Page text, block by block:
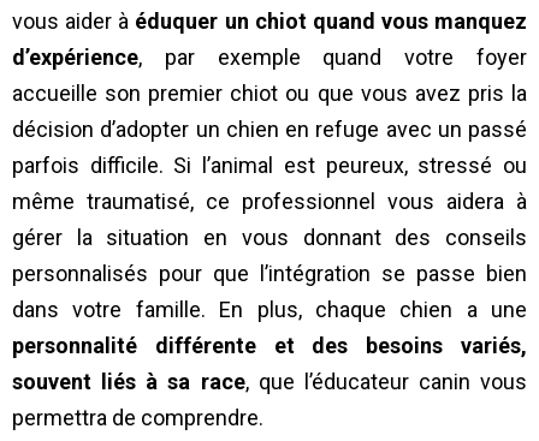
vous aider à éduquer un chiot quand vous manquez
d’expérience, par exemple quand votre foyer
accueille son premier chiot ou que vous avez pris la
décision d’adopter un chien en refuge avec un passé
parfois difficile. Si l’animal est peureux, stressé ou
même traumatisé, ce professionnel vous aidera à
gérer la situation en vous donnant des conseils
personnalisés pour que l’intégration se passe bien
dans votre famille. En plus, chaque chien a une
personnalité différente et des besoins variés,
souvent liés à sa race, que l’éducateur canin vous
permettra de comprendre.